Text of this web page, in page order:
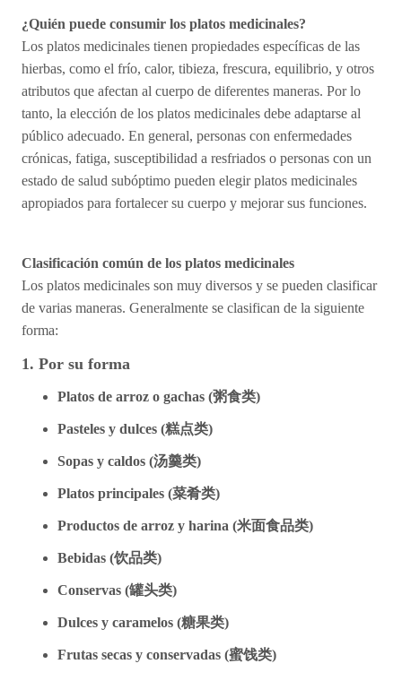
¿Quién puede consumir los platos medicinales?
Los platos medicinales tienen propiedades específicas de las
hierbas, como el frío, calor, tibieza, frescura, equilibrio, y otros
atributos que afectan al cuerpo de diferentes maneras. Por lo
tanto, la elección de los platos medicinales debe adaptarse al
público adecuado. En general, personas con enfermedades
crónicas, fatiga, susceptibilidad a resfriados o personas con un
estado de salud subóptimo pueden elegir platos medicinales
apropiados para fortalecer su cuerpo y mejorar sus funciones.
Clasificación común de los platos medicinales
Los platos medicinales son muy diversos y se pueden clasificar
de varias maneras. Generalmente se clasifican de la siguiente
forma:
1. Por su forma
Platos de arroz o gachas (粥食类)
Pasteles y dulces (糕点类)
Sopas y caldos (汤羹类)
Platos principales (菜肴类)
Productos de arroz y harina (米面食品类)
Bebidas (饮品类)
Conservas (罐头类)
Dulces y caramelos (糖果类)
Frutas secas y conservadas (蜜饯类)